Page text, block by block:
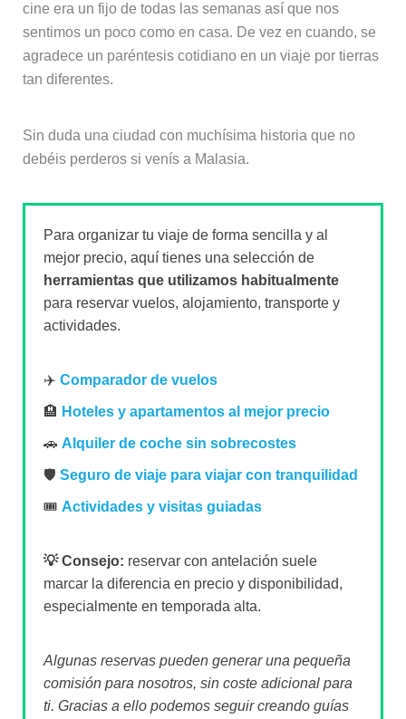
cine era un fijo de todas las semanas así que nos
sentimos un poco como en casa. De vez en cuando, se
agradece un paréntesis cotidiano en un viaje por tierras
tan diferentes.
Sin duda una ciudad con muchísima historia que no
debéis perderos si venís a Malasia.
Para organizar tu viaje de forma sencilla y al
mejor precio, aquí tienes una selección de
herramientas que utilizamos habitualmente
para reservar vuelos, alojamiento, transporte y
actividades.
✈️ Comparador de vuelos
🏨 Hoteles y apartamentos al mejor precio
🚗 Alquiler de coche sin sobrecostes
🛡️ Seguro de viaje para viajar con tranquilidad
🎟️ Actividades y visitas guiadas
💡 Consejo: reservar con antelación suele
marcar la diferencia en precio y disponibilidad,
especialmente en temporada alta.
Algunas reservas pueden generar una pequeña
comisión para nosotros, sin coste adicional para
ti. Gracias a ello podemos seguir creando guías